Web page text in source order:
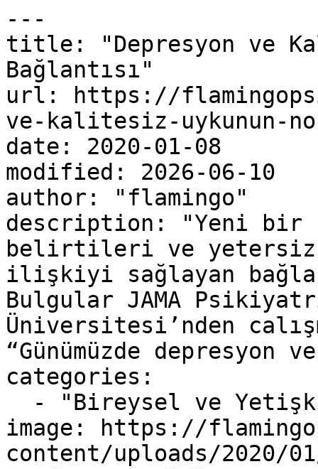
---
title: "Depresyon ve
Bağlantısı"
url: https://
ve-kalitesiz-uykunun-
date: 2020-01-08
modified: 2026-06-10
author: "flamingo"
description: "Yeni bir
belirtileri ve yetersiz
ilişkiyi sağlayan
Bulgular JAMA
Üniversitesi’nden
“Günümüzde depresyon
categories:
image: https://
content/uploads/2020/